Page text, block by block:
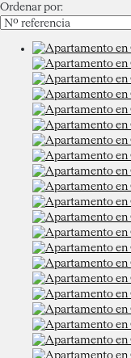
Ordenar por: